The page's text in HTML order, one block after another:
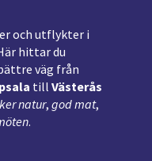
och utflykter i
hittar du
väg från
till Västerås
natur, god mat,
.